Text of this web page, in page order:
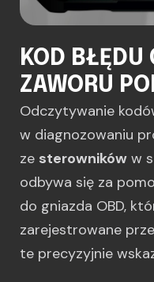
KOD BŁĘDU
ZAWORU
Odczytywanie
w diagnozowaniu
ze sterowników w
odbywa się za
do gniazda OBD,
zarejestrowane
te precyzyjnie